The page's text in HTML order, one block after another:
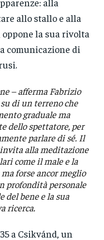
allo stallo e alla
la sua rivolta
comunicazione di
– afferma Fabrizio
di un terreno che
graduale ma
dello spettatore, per
parlare di sé. Il
alla meditazione
come il male e la
forse ancor meglio
profondità personale
del bene e la sua
ricerca.
a Csikvánd, un